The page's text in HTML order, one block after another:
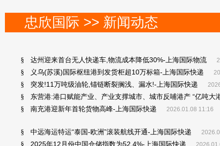
忠欣国际 >> 新闻动态
§ 达州迎来首台无人快递车,物流成本降低30%-上海国际物流
§ 义乌(苏溪)国际枢纽港到发货柜超10万标箱-上海国际快递
§ 突发!11万吨级油轮,锚链断裂搁浅、漏水!-上海国际快递
§ 东营港:港口赋能产业、产业支撑城市、城市反哺港产 “亿吨大
§ 南充港迎新年首轮货物高峰-上海国际快递 2026.01.08 11:16
§ 中远海运特运“泰国-欧洲”滚装航线开通-上海国际快递
§ 2025年12月份中国仓储指数为52.4%-上海国际快递